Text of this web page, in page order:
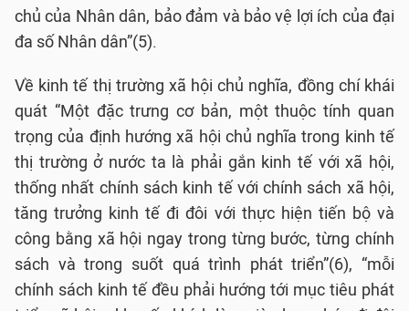
chủ của Nhân dân, bảo đảm và bảo vệ lợi ích của đại
đa số Nhân dân”(5).
Về kinh tế thị trường xã hội chủ nghĩa, đồng chí khái
quát “Một đặc trưng cơ bản, một thuộc tính quan
trọng của định hướng xã hội chủ nghĩa trong kinh tế
thị trường ở nước ta là phải gắn kinh tế với xã hội,
thống nhất chính sách kinh tế với chính sách xã hội,
tăng trưởng kinh tế đi đôi với thực hiện tiến bộ và
công bằng xã hội ngay trong từng bước, từng chính
sách và trong suốt quá trình phát triển”(6), “mỗi
chính sách kinh tế đều phải hướng tới mục tiêu phát